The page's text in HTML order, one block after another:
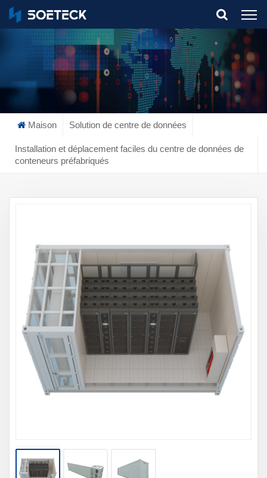
What Are You Looking For?
Maison Solution de centre de données
Installation et déplacement faciles du centre de données de
conteneurs préfabriqués